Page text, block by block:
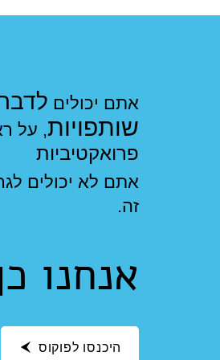
אתם יכולים
שותפויות, על
פרואקטיביות
אתם לא יכולים
זה.
אנחנו
היכנסו לפוקוס